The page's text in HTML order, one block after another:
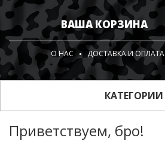
ВАША КОРЗИНА
О НАС ДОСТАВКА И ОПЛАТА
КАТЕГОРИИ
Приветствуем, бро!